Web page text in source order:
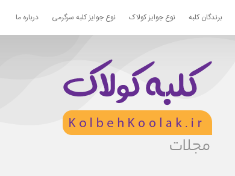
برندگان کلبه نوع جوایز کولاک نوع جوایز کلبه سرگرمی درباره ما